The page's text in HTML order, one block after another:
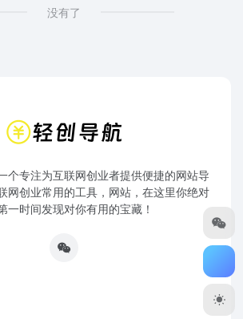
没有了
个专注为互联网创业者提供便捷的网站导
网创业常用的工具，网站，在这里你绝对
一时间发现对你有用的宝藏！